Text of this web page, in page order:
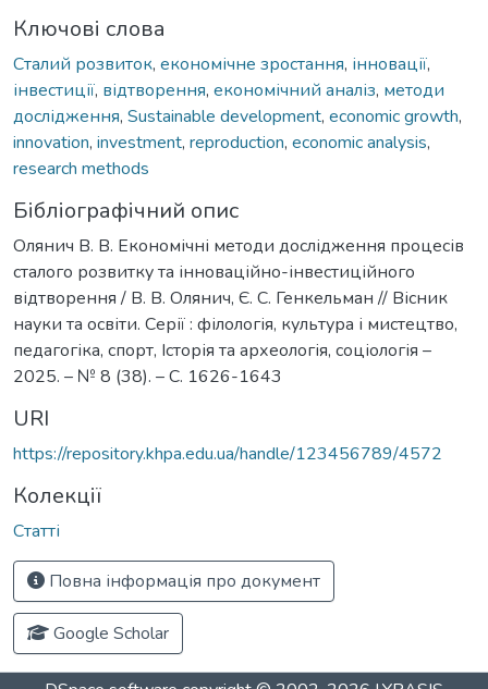
Ключові слова
Cталий розвиток, економічне зростання, інновації,
інвестиції, відтворення, економічний аналіз, методи
дослідження, Sustainable development, economic growth,
innovation, investment, reproduction, economic analysis,
research methods
Бібліографічний опис
Олянич В. В. Економічні методи дослідження процесів
сталого розвитку та інноваційно-інвестиційного
відтворення / В. В. Олянич, Є. С. Генкельман // Вісник
науки та освіти. Серії : філологія, культура і мистецтво,
педагогіка, спорт, Історія та археологія, соціологія –
2025. – № 8 (38). – С. 1626-1643
URI
https://repository.khpa.edu.ua/handle/123456789/4572
Колекції
Статті
Повна інформація про документ
Google Scholar